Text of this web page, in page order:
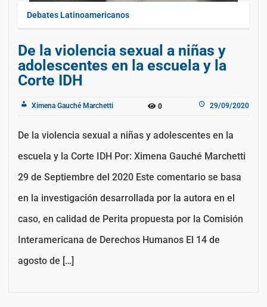
Debates Latinoamericanos
De la violencia sexual a niñas y
adolescentes en la escuela y la
Corte IDH
Ximena Gauché Marchetti 0 29/09/2020
De la violencia sexual a niñas y adolescentes en la
escuela y la Corte IDH Por: Ximena Gauché Marchetti
29 de Septiembre del 2020 Este comentario se basa
en la investigación desarrollada por la autora en el
caso, en calidad de Perita propuesta por la Comisión
Interamericana de Derechos Humanos El 14 de
agosto de […]